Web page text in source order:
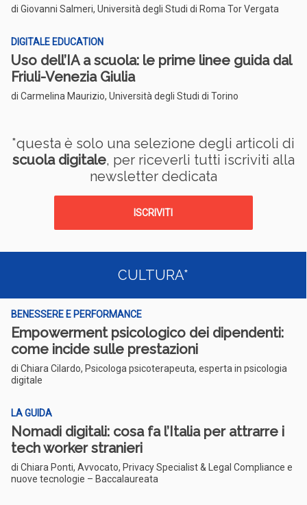
di Giovanni Salmeri, Università degli Studi di Roma Tor Vergata
DIGITALE EDUCATION
Uso dell’IA a scuola: le prime linee guida dal
Friuli-Venezia Giulia
di Carmelina Maurizio, Università degli Studi di Torino
*questa è solo una selezione degli articoli di
scuola digitale, per riceverli tutti iscriviti alla
newsletter dedicata
ISCRIVITI
CULTURA*
BENESSERE E PERFORMANCE
Empowerment psicologico dei dipendenti:
come incide sulle prestazioni
di Chiara Cilardo, Psicologa psicoterapeuta, esperta in psicologia
digitale
LA GUIDA
Nomadi digitali: cosa fa l’Italia per attrarre i
tech worker stranieri
di Chiara Ponti, Avvocato, Privacy Specialist & Legal Compliance e
nuove tecnologie – Baccalaureata